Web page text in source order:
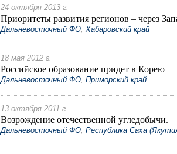
24 октября 2013 г.
Приоритеты развития регионов – через
Дальневосточный ФО, Хабаровский край
18 мая 2012 г.
Российское образование придет в Корею
Дальневосточный ФО, Приморский край
13 октября 2011 г.
Возрождение отечественной угледобычи.
Дальневосточный ФО, Республика Саха